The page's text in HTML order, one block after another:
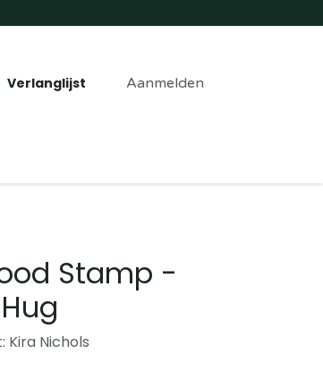
Verlanglijst Aanmelden
Stamp -
Kira Nichols